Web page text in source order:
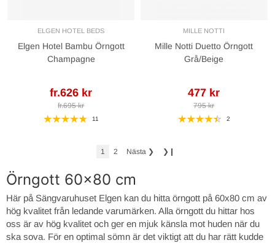
ELGEN HOTEL BEDS
Elgen Hotel Bambu Örngott
Champagne
fr.626 kr
fr.695 kr
11
MILLE NOTTI
Mille Notti Duetto Örngott
Grå/Beige
477 kr
795 kr
2
1 2 Nästa ❯ ❯❙
Örngott 60x80 cm
Här på Sängvaruhuset Elgen kan du hitta örngott på 60x80 cm av
hög kvalitet från ledande varumärken. Alla örngott du hittar hos
oss är av hög kvalitet och ger en mjuk känsla mot huden när du
ska sova. För en optimal sömn är det viktigt att du har rätt kudde